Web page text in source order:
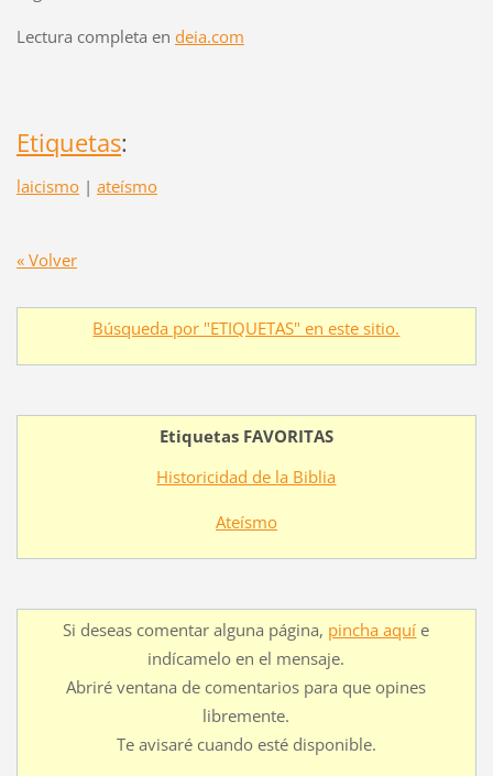
Lectura completa en deia.com
Etiquetas:
laicismo | ateísmo
« Volver
Búsqueda por "ETIQUETAS" en este sitio.
Etiquetas FAVORITAS
Historicidad de la Biblia
Ateísmo
Si deseas comentar alguna página, pincha aquí e
indícamelo en el mensaje.
Abriré ventana de comentarios para que opines
libremente.
Te avisaré cuando esté disponible.